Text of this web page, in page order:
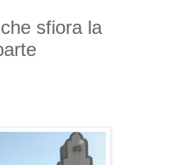
sfiora la